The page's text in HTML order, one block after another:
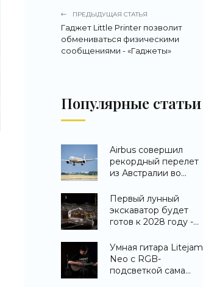
ПРЕДЫДУЩАЯ СТАТЬЯ
Гаджет Little Printer позволит
обмениваться физическими
сообщениями - «Гаджеты»
Популярные статьи
Airbus совершил
рекордный перелет
из Австралии во
«Техника»
Первый лунный
экскаватор будет
готов к 2028 году -
Умная гитара Litejam
Neo с RGB-
подсветкой сама